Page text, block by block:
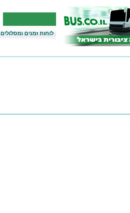
לוחות זמנים ומסלולים